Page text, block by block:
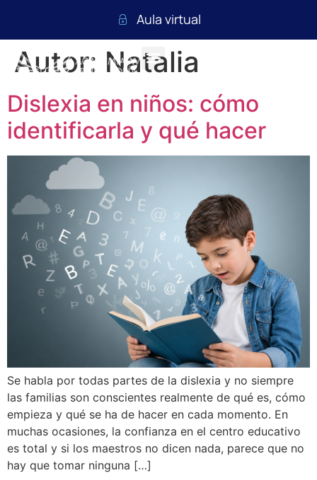
Aula virtual
Autor: Natalia
Dislexia en niños: cómo
identificarla y qué hacer
Se habla por todas partes de la dislexia y no siempre
las familias son conscientes realmente de qué es, cómo
empieza y qué se ha de hacer en cada momento. En
muchas ocasiones, la confianza en el centro educativo
es total y si los maestros no dicen nada, parece que no
hay que tomar ninguna […]